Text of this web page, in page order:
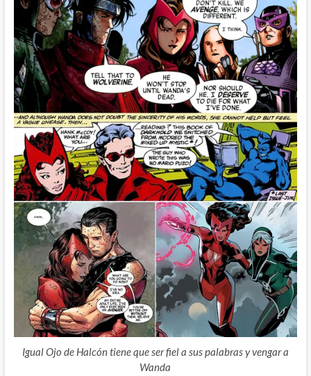
Igual Ojo de Halcón tiene que ser fiel a sus palabras y vengar a
Wanda